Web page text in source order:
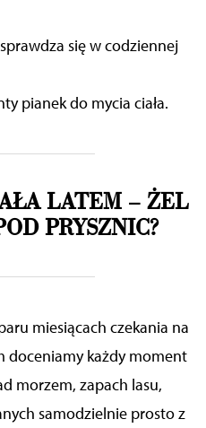
się w codziennej
pianek do mycia ciała.
LATEM –ŻEL
PRYSZNIC?
miesiącach czekania na
doceniamy każdy moment
morzem, zapach lasu,
samodzielnie prosto z